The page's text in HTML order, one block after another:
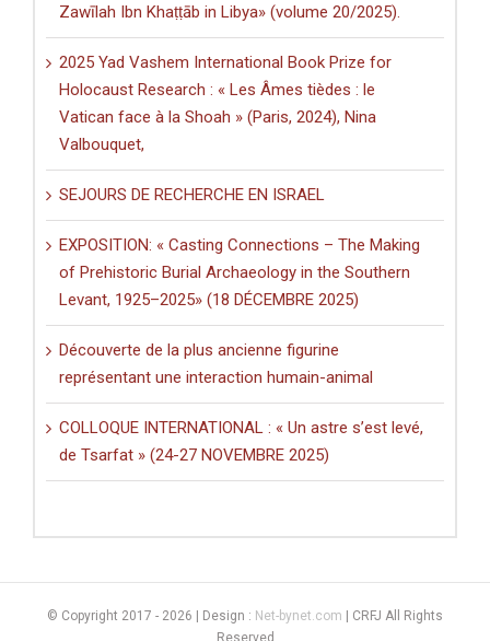
Zawīlah Ibn Khaṭṭāb in Libya» (volume 20/2025).
2025 Yad Vashem International Book Prize for
Holocaust Research : « Les Âmes tièdes : le
Vatican face à la Shoah » (Paris, 2024), Nina
Valbouquet,
SEJOURS DE RECHERCHE EN ISRAEL
EXPOSITION: « Casting Connections – The Making
of Prehistoric Burial Archaeology in the Southern
Levant, 1925–2025» (18 DÉCEMBRE 2025)
Découverte de la plus ancienne figurine
représentant une interaction humain-animal
COLLOQUE INTERNATIONAL : « Un astre s’est levé,
de Tsarfat » (24-27 NOVEMBRE 2025)
© Copyright 2017 - 2026 | Design : Net-bynet.com | CRFJ All Rights
Reserved